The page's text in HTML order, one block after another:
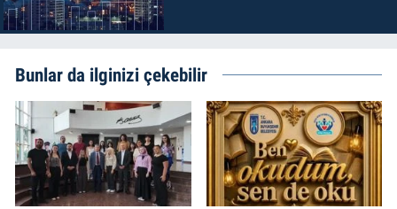
Bunlar da ilginizi çekebilir